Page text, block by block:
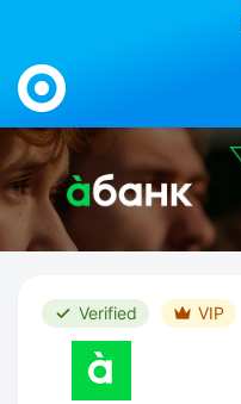
Work.ua
Verified VIP